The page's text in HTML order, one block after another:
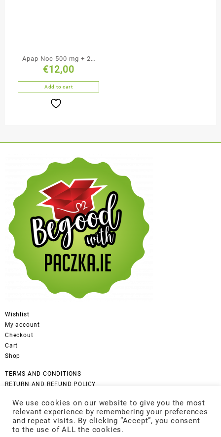
Apap Noc 500 mg + 25
mg tabletki powlekane
50 sztuk
€12,00
Add to cart
Wishlist
My account
Checkout
Cart
Shop
TERMS AND CONDITIONS
RETURN AND REFUND POLICY
DISCLAIMER
COOKIES POLICY
GDPR Privacy Policy
We use cookies on our website to give you the most
relevant experience by remembering your preferences
and repeat visits. By clicking “Accept”, you consent
to the use of ALL the cookies.